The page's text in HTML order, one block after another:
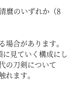
麿のいずれか（8
合があります。
見ていく構成にし
の刀剣について
ます。